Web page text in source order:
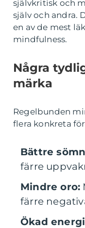
självkritisk och
själv och andra.
en av de mest
mindfulness.
Några
märka
Regelbunden
flera konkreta
Bättre
färre
Mindre oro:
färre
Ökad